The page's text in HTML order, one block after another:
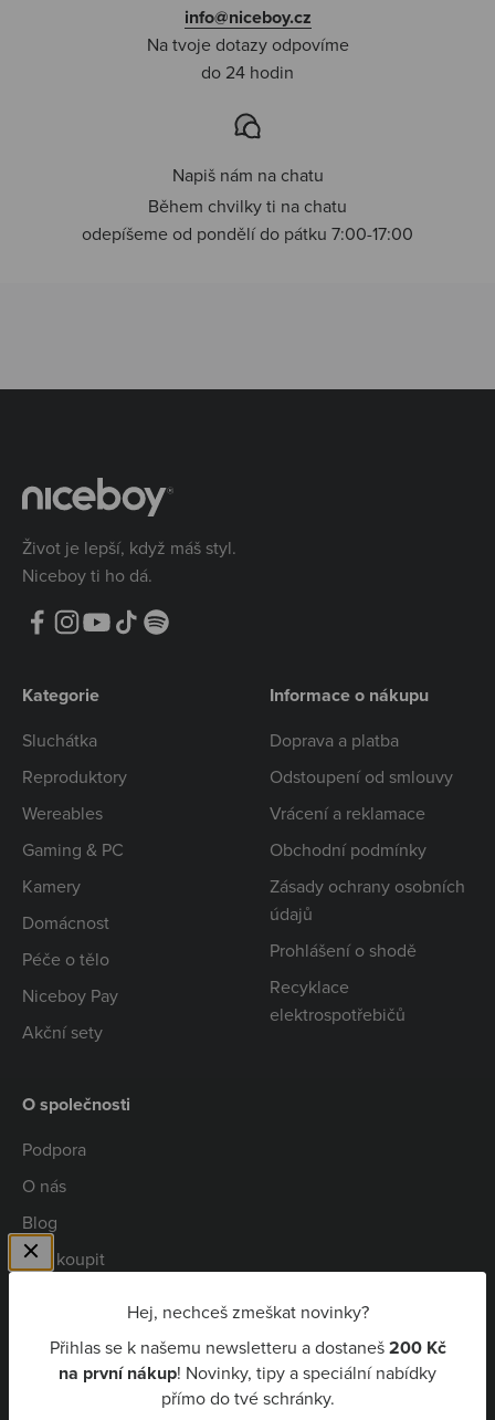
Hej, nechceš zmeškat novinky?
Přihlas se k našemu newsletteru a dostaneš200 Kč
na první nákup! Novinky, tipy a speciální nabídky
přímo do tvé schránky.
info@niceboy.cz
Na tvoje dotazy odpovíme
do 24 hodin
Napiš nám na chatu
Během chvilky ti na chatu
odepíšeme od pondělí do pátku 7:00-17:00
Život je lepší, když máš styl.
Niceboy ti ho dá.
Kategorie
Sluchátka
Reproduktory
Wereables
Gaming & PC
Kamery
Domácnost
Péče o tělo
Niceboy Pay
Akční sety
Informace o nákupu
Doprava a platba
Odstoupení od smlouvy
Vrácení a reklamace
Obchodní podmínky
Zásady ochrany osobních
údajů
Prohlášení o shodě
Recyklace
elektrospotřebičů
O společnosti
Podpora
O nás
Blog
Kde koupit
Niceboy Pay